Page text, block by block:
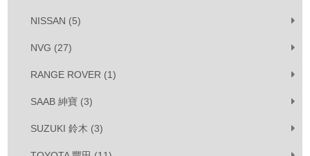
NISSAN (5)
NVG (27)
RANGE ROVER (1)
SAAB 紳寶 (3)
SUZUKI 鈴木 (3)